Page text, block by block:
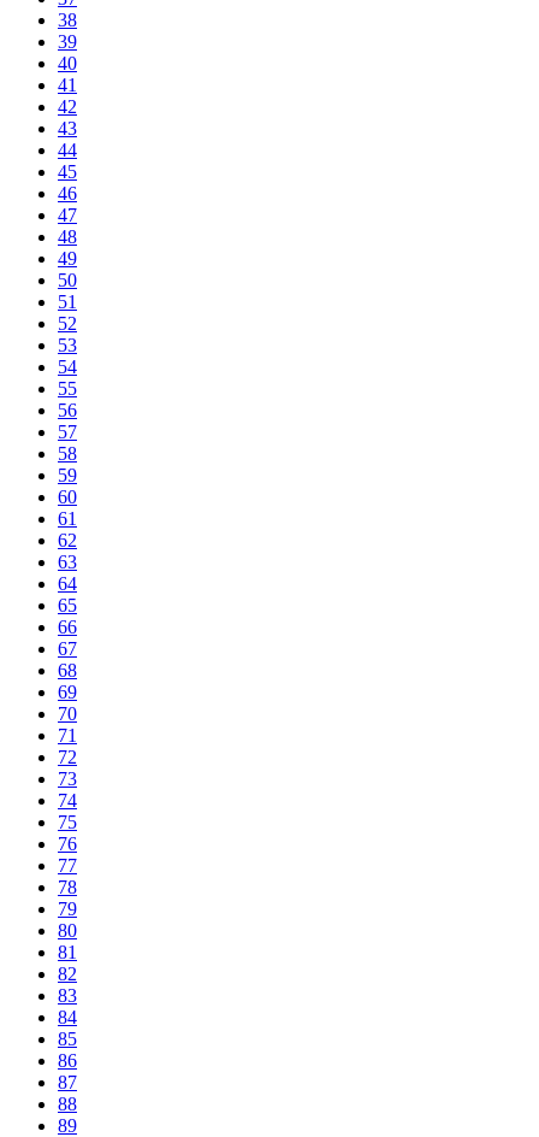
38
39
40
41
42
43
44
45
46
47
48
49
50
51
52
53
54
55
56
57
58
59
60
61
62
63
64
65
66
67
68
69
70
71
72
73
74
75
76
77
78
79
80
81
82
83
84
85
86
87
88
89